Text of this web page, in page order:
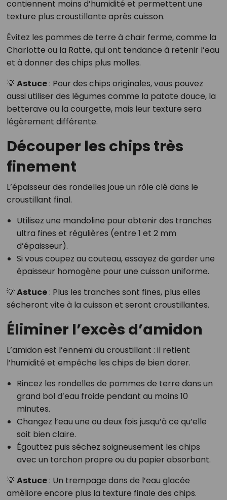
contiennent moins d’humidité et permettent une
texture plus croustillante après cuisson.
Évitez les pommes de terre à chair ferme, comme la
Charlotte ou la Ratte, qui ont tendance à retenir l’eau
et à donner des chips plus molles.
💡Astuce: Pour des chips originales, vous pouvez
aussi utiliser des légumes comme la patate douce, la
betterave ou la courgette, mais leur texture sera
légèrement différente.
Découper les chips très
finement
L’épaisseur des rondelles joue un rôle clé dans le
croustillant final.
Utilisez une mandoline pour obtenir des tranches
ultra fines et régulières (entre 1 et 2 mm
d’épaisseur).
Si vous coupez au couteau, essayez de garder une
épaisseur homogène pour une cuisson uniforme.
💡Astuce: Plus les tranches sont fines, plus elles
sécheront vite à la cuisson et seront croustillantes.
Éliminer l’excès d’amidon
L’amidon est l’ennemi du croustillant : il retient
l’humidité et empêche les chips de bien dorer.
Rincez les rondelles de pommes de terre dans un
grand bol d’eau froide pendant au moins 10
minutes.
Changez l’eau une ou deux fois jusqu’à ce qu’elle
soit bien claire.
Égouttez puis séchez soigneusement les chips
avec un torchon propre ou du papier absorbant.
💡Astuce: Un trempage dans de l’eau glacée
améliore encore plus la texture finale des chips.